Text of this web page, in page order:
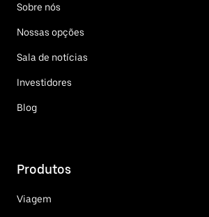
Sobre nós
Nossas opções
Sala de notícias
Investidores
Blog
Produtos
Viagem